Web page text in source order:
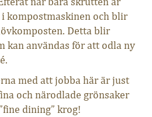
kompostmaskinen och blir
Detta blir
kan användas för att odla ny
med att jobba här är just
och närodlade grönsaker
dining” krog!